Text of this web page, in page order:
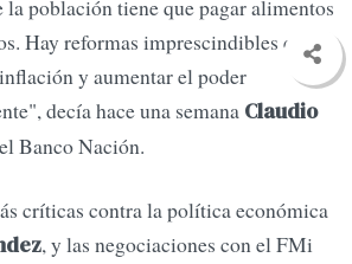
la población tiene que pagar alimentos
Hay reformas imprescindibles que
y aumentar el poder
decía hace una semana Claudio
Banco Nación.
críticas contra la política económica
, y las negociaciones con el FMi